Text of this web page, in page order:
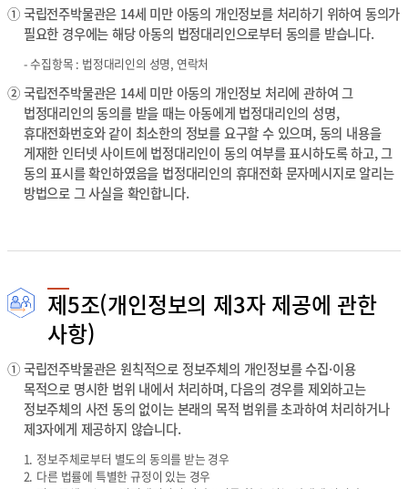
용
는
①국립전주박물관은 14세 미만 아동의 개인정보를 처리하기 위하여 동의가
필요한 경우에는 해당 아동의 법정대리인으로부터 동의를 받습니다.
- 수집항목 : 법정대리인의 성명, 연락처
②국립전주박물관은 14세 미만 아동의 개인정보 처리에 관하여 그
법정대리인의 동의를 받을 때는 아동에게 법정대리인의 성명,
휴대전화번호와 같이 최소한의 정보를 요구할 수 있으며, 동의 내용을
게재한 인터넷 사이트에 법정대리인이 동의 여부를 표시하도록 하고, 그
동의 표시를 확인하였음을 법정대리인의 휴대전화 문자메시지로 알리는
방법으로 그 사실을 확인합니다.
제5조(개인정보의 제3자 제공에 관한
사항)
①국립전주박물관은 원칙적으로 정보주체의 개인정보를 수집·이용
목적으로 명시한 범위 내에서 처리하며, 다음의 경우를 제외하고는
정보주체의 사전 동의 없이는 본래의 목적 범위를 초과하여 처리하거나
제3자에게 제공하지 않습니다.
1. 정보주체로부터 별도의 동의를 받는 경우
2. 다른 법률에 특별한 규정이 있는 경우